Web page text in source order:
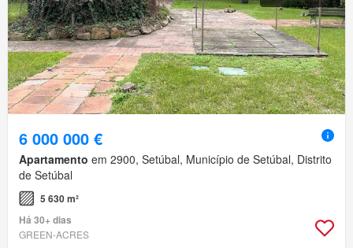
6 000 000 €
Apartamento em 2900, Setúbal, Município de Setúbal, Distrito
de Setúbal
5 630 m²
Há 30+ dias
GREEN-ACRES